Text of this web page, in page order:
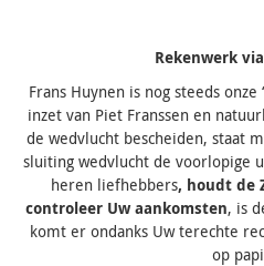
Rekenwerk
Frans Huynen is nog steeds
inzet van Piet Franssen en
de wedvlucht bescheiden, staat
sluiting wedvlucht de voorlopige
heren liefhebbers, houdt de
controleer Uw aankomsten, is
komt er ondanks Uw terechte
op